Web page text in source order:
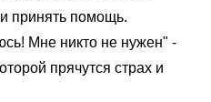
принять помощь.
Мне никто не нужен" -
прячутся страх и